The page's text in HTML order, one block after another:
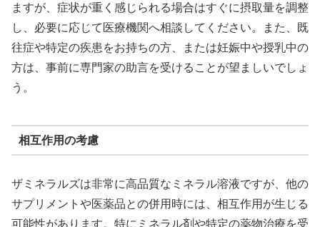
ますが、症状が重く感じられる場合はすぐに摂取量を調整
し、必要に応じて医療機関へ相談してください。また、既
往症や特定の疾患をお持ちの方、または妊娠中や授乳中の
方は、事前に専門家の助言を受けることが望ましいでしょ
う。
相互作用の考慮
ザミネラルズは非常に高品質なミネラル溶液ですが、他の
サプリメントや医薬品との併用時には、相互作用が生じる
可能性があります。特にミネラル剤や特定の薬物治療を受